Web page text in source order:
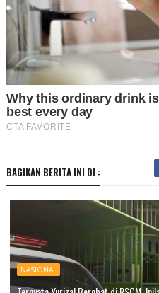
BAGIKAN BERITA INI DI :
NASIONAL